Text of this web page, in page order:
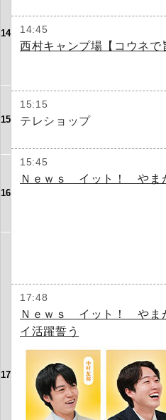
14 14:45
西村キャンプ場【コウネ
15
15:15
テレショップ
15:45
Ｎｅｗｓ イット！ やま
16
17
17:48
Ｎｅｗｓ イット！ やま
イ活躍誓う